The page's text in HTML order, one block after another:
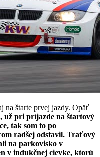
na štarte prvej jazdy. Opäť
už pri príjazde na štartový
tak som to po
radšej odstavil. Traťový
na parkovisko v
v indukčnej cievke, ktorú